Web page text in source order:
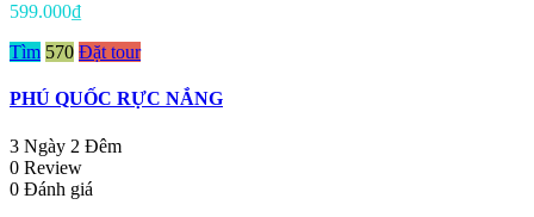
599.000₫
Tìm 570 Đặt tour
PHÚ QUỐC RỰC NẮNG
3 Ngày 2 Đêm
0 Review
0 Đánh giá